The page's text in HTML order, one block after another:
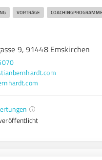
VORTRÄGE COACHINGPROGRAMME
9, 91448 Emskirchen